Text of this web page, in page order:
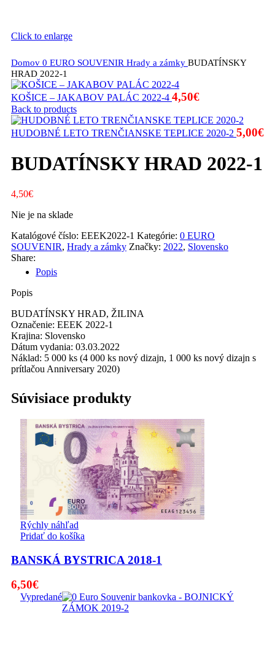
Click to enlarge
Domov 0 EURO SOUVENIR Hrady a zámky BUDATÍNSKY
HRAD 2022-1
KOŠICE – JAKABOV PALÁC 2022-4 4,50€
Back to products
HUDOBNÉ LETO TRENČIANSKE TEPLICE 2020-2 5,00€
BUDATÍNSKY HRAD 2022-1
4,50€
Nie je na sklade
Katalógové číslo: EEEK2022-1 Kategórie: 0 EURO
SOUVENIR, Hrady a zámky Značky: 2022, Slovensko
Share:
Popis
Popis
BUDATÍNSKY HRAD, ŽILINA
Označenie: EEEK 2022-1
Krajina: Slovensko
Dátum vydania: 03.03.2022
Náklad: 5 000 ks (4 000 ks nový dizajn, 1 000 ks nový dizajn s
prítlačou Anniversary 2020)
Súvisiace produkty
Rýchly náhľad
Pridať do košíka
BANSKÁ BYSTRICA 2018-1
6,50€
Vypredané